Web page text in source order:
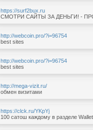
https://surf2bux.ru
СМОТРИ САЙТЫ ЗА ДЕНЬГИ! -
http://webcoin.pro/?i=96754
best sites
http://webcoin.pro/?i=96754
best sites
http://mega-vizit.ru/
обмен визитами
https://clck.ru/YKpYj
100 сатош каждому в разделе Wallet